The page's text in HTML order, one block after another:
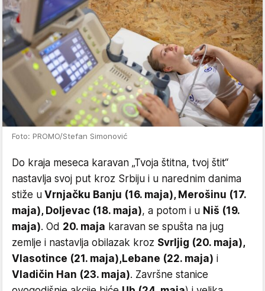
Foto: PROMO/Stefan Simonović
Do kraja meseca karavan „Tvoja štitna, tvoj štit“
nastavlja svoj put kroz Srbiju i u narednim danima
stiže u Vrnjačku Banju (16. maja), Merošinu (17.
maja), Doljevac (18. maja), a potom i u Niš (19.
maja). Od 20. maja karavan se spušta na jug
zemlje i nastavlja obilazak kroz Svrljig (20. maja),
Vlasotince (21. maja),Lebane (22. maja) i
Vladičin Han (23. maja). Završne stanice